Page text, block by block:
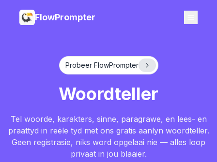
FlowPrompter
Probeer FlowPrompter
Woordteller
Tel woorde, karakters, sinne, paragrawe, en lees- en
praattyd in reële tyd met ons gratis aanlyn woordteller.
Geen registrasie, niks word opgelaai nie — alles loop
privaat in jou blaaier.